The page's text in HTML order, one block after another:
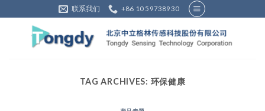
to
联系我们 +86 10 59738930
TAG ARCHIVES: 环保健康